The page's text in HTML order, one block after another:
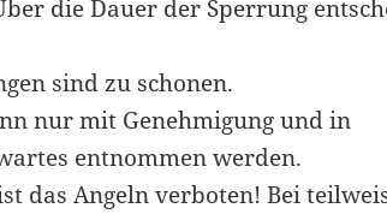
die Dauer der Sperrung
sind zu schonen.
nur mit Genehmigung und in
entnommen werden.
das Angeln verboten! Bei